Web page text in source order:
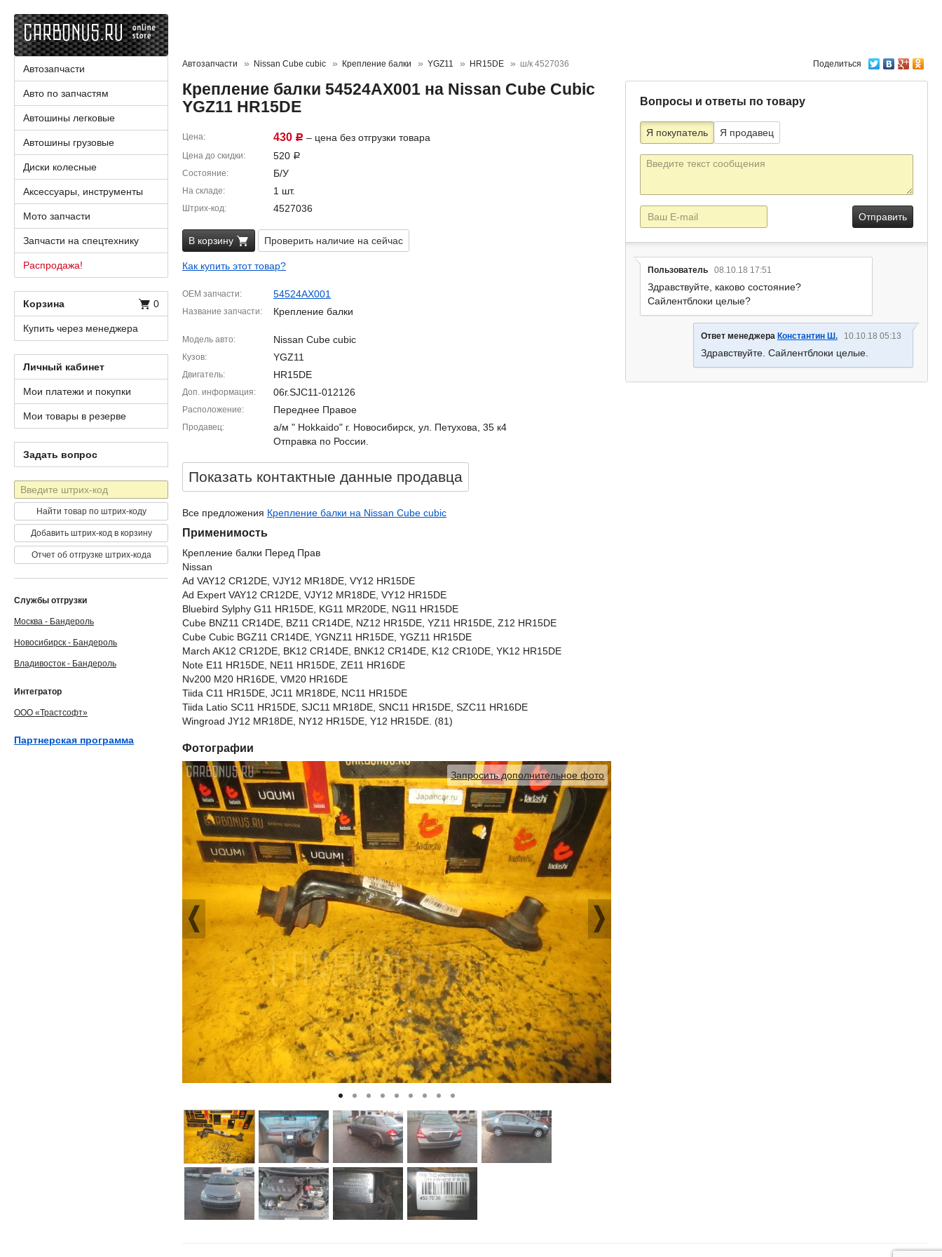
Поделиться
Автозапчасти Nissan Cube cubic Крепление балки YGZ11 HR15DE ш/к 4527036
Крепление балки 54524AX001 на Nissan Cube Cubic
YGZ11 HR15DE
Цена 430 Р – цена без отгрузки товара
Цена до скидки 520 Р
Состояние Б/У
На складе 1 шт.
Штрих-код 4527036
В корзину Проверить наличие на сейчас
Как купить этот товар?
OEM запчасти 54524AX001
Название запчасти Крепление балки
Модель авто Nissan Cube cubic
Кузов YGZ11
Двигатель HR15DE
Доп. информация 06г.SJC11-012126
Расположение Переднее Правое
Продавец
а/м " Hokkaido" г. Новосибирск, ул. Петухова, 35 к4
Отправка по России.
Показать контактные данные продавцa
Все предложения Крепление балки на Nissan Cube cubic
Применимость
Крепление балки Перед Прав
Nissan
Ad VAY12 CR12DE, VJY12 MR18DE, VY12 HR15DE
Ad Expert VAY12 CR12DE, VJY12 MR18DE, VY12 HR15DE
Bluebird Sylphy G11 HR15DE, KG11 MR20DE, NG11 HR15DE
Cube BNZ11 CR14DE, BZ11 CR14DE, NZ12 HR15DE, YZ11 HR15DE, Z12 HR15DE
Cube Cubic BGZ11 CR14DE, YGNZ11 HR15DE, YGZ11 HR15DE
March AK12 CR12DE, BK12 CR14DE, BNK12 CR14DE, K12 CR10DE, YK12 HR15DE
Note E11 HR15DE, NE11 HR15DE, ZE11 HR16DE
Nv200 M20 HR16DE, VM20 HR16DE
Tiida C11 HR15DE, JC11 MR18DE, NC11 HR15DE
Tiida Latio SC11 HR15DE, SJC11 MR18DE, SNC11 HR15DE, SZC11 HR16DE
Wingroad JY12 MR18DE, NY12 HR15DE, Y12 HR15DE. (81)
Фотографии
Запросить дополнительное фото
Вопросы и ответы по товару
Я покупатель Я продавец
Текст
E-
mail
Пользователь 08.10.18 17:51
Здравствуйте, каково состояние?
Сайлентблоки целые?
Ответ менеджера Константин Ш. 10.10.18 05:13
Здравствуйте. Сайлентблоки целые.
Автозапчасти
Авто по запчастям
Автошины легковые
Автошины грузовые
Диски колесные
Аксессуары, инструменты
Мото запчасти
Запчасти на спецтехнику
Распродажа!
Корзина 0
Купить через менеджера
Личный кабинет
Мои платежи и покупки
Мои товары в резерве
Задать вопрос
Штрих-
код
Найти товар по штрих-коду
Добавить штрих-код в корзину
Отчет об отгрузке штрих-кода
Службы отгрузки
Москва - Бандероль
Новосибирск - Бандероль
Владивосток - Бандероль
Интегратор
ООО «Трастсофт»
Партнерская программа